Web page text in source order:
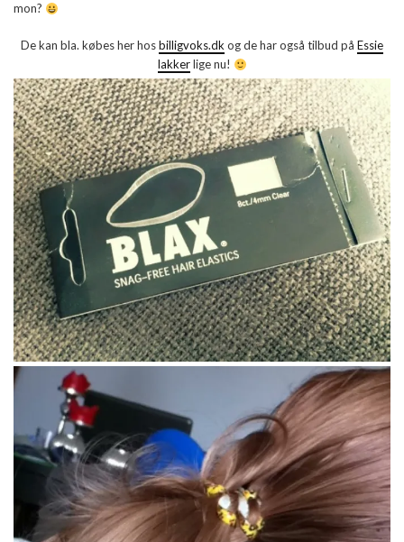
mon?
De kan bla. købes her hosbilligvoks.dkog de har også tilbud på Essie
lakkerlige nu!